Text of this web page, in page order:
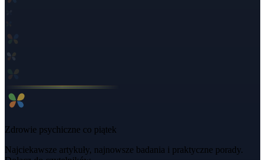
Zdrowie psychiczne co piątek
Najciekawsze artykuły, najnowsze badania i praktyczne porady.